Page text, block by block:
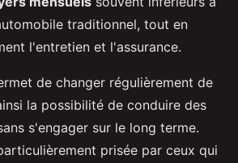
traditionnel, tout en
l'entretien et l'assurance.
de changer régulièrement de
la possibilité de conduire des
s'engager sur le long terme.
prisée par ceux qui